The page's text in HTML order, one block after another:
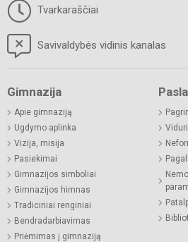
Tvarkaraščiai
Savivaldybės vidinis kanalas
Gimnazija
Apie gimnaziją
Ugdymo aplinka
Vizija, misija
Pasiekimai
Gimnazijos simboliai
Gimnazijos himnas
Tradiciniai renginiai
Bendradarbiavimas
Priėmimas į gimnaziją